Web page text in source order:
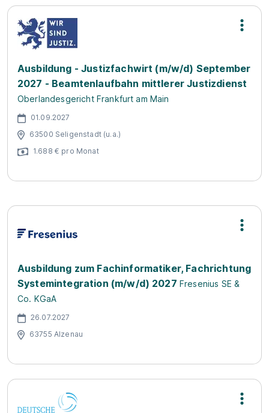
Ausbildung - Justizfachwirt (m/w/d) September
2027 - Beamtenlaufbahn mittlerer Justizdienst
Oberlandesgericht Frankfurt am Main
01.09.2027
63500 Seligenstadt (u.a.)
1.688 € pro Monat
Ausbildung zum Fachinformatiker, Fachrichtung
Systemintegration (m/w/d) 2027 Fresenius SE &
Co. KGaA
26.07.2027
63755 Alzenau